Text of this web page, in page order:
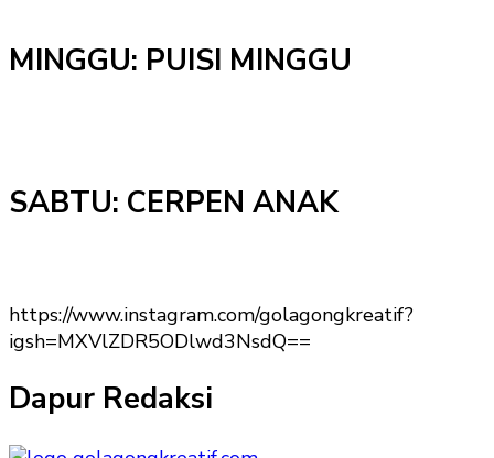
MINGGU: PUISI MINGGU
SABTU: CERPEN ANAK
https://www.instagram.com/golagongkreatif?
igsh=MXVlZDR5ODlwd3NsdQ==
Dapur Redaksi